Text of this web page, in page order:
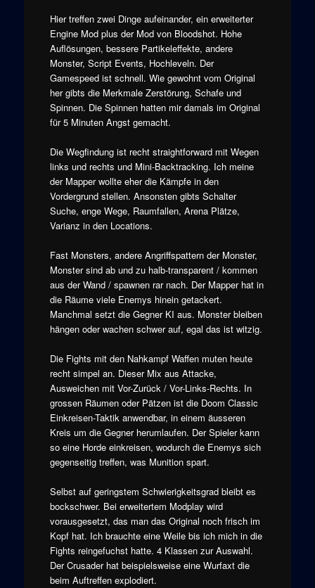
Hier treffen zwei Dinge aufeinander, ein erweiterter
Engine Mod plus der Mod von Bloodshot. Hohe
Auflösungen, bessere Partikeleffekte, andere
Monster, Script Events, Hochleveln. Der
Gamespeed ist schnell. Wie gewohnt vom Original
her gibts die Merkmale Zerstörung, Schafe und
Spinnen. Die Spinnen hatten mir damals im Original
für 5 Minuten Angst gemacht.
Die Wegfindung ist recht straightforward mit Wegen
links und rechts und Mini-Backtracking. Ich meine
der Mapper wollte eher die Kämpfe in den
Vordergrund stellen. Ansonsten gibts Schalter
Suche, enge Wege, Raumfallen, Arena Plätze,
Varianz in den Locations.
Fast Monsters, andere Angriffspattern der Monster,
Monster sind ab und zu halb-transparent / kommen
aus der Wand / spawnen rar nach. Der Mapper hat in
die Räume viele Enemys hinein getackert.
Manchmal setzt die Gegner KI aus. Monster bleiben
hängen oder wachen schwer auf, egal das ist witzig.
Die Fights mit den Nahkampf Waffen muten heute
recht simpel an. Dieser Mix aus Attacke,
Ausweichen mit Vor-Zurück / Vor-Links-Rechts. In
grossen Räumen oder Pätzen ist die Doom Classic
Einkreisen-Taktik anwendbar, in einem äusseren
Kreis um die Gegner herumlaufen. Der Spieler kann
so eine Horde einkreisen, wodurch die Enemys sich
gegenseitig treffen, was Munition spart.
Selbst auf geringstem Schwierigkeitsgrad bleibt es
bockschwer. Bei erweitertem Modplay wird
vorausgesetzt, das man das Original noch frisch im
Kopf hat. Ich brauchte eine Weile bis ich mich in die
Fights reingefuchst hatte. 4 Klassen zur Auswahl.
Der Crusader hat beispielsweise eine Wurfaxt die
beim Auftreffen explodiert.